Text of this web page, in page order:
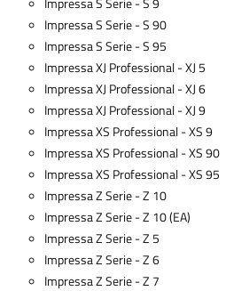
Impressa S Serie - S 90
Impressa S Serie - S 95
Impressa XJ Professional - XJ 5
Impressa XJ Professional - XJ 6
Impressa XJ Professional - XJ 9
Impressa XS Professional - XS 9
Impressa XS Professional - XS 90
Impressa XS Professional - XS 95
Impressa Z Serie - Z 10
Impressa Z Serie - Z 10 (EA)
Impressa Z Serie - Z 5
Impressa Z Serie - Z 6
Impressa Z Serie - Z 7